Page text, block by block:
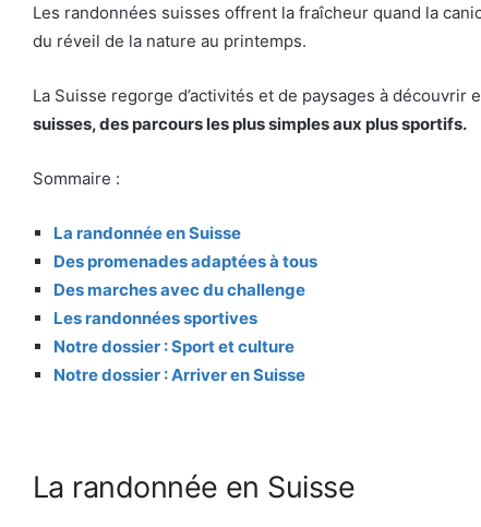
Les randonnées suisses offrent la fraîcheur quand la
du réveil de la nature au printemps.
La Suisse regorge d’activités et de paysages à découvrir
suisses, des parcours les plus simples aux plus sportifs.
Sommaire :
La randonnée en Suisse
Des promenades adaptées à tous
Des marches avec du challenge
Les randonnées sportives
Notre dossier : Sport et culture
Notre dossier : Arriver en Suisse
La randonnée en Suisse